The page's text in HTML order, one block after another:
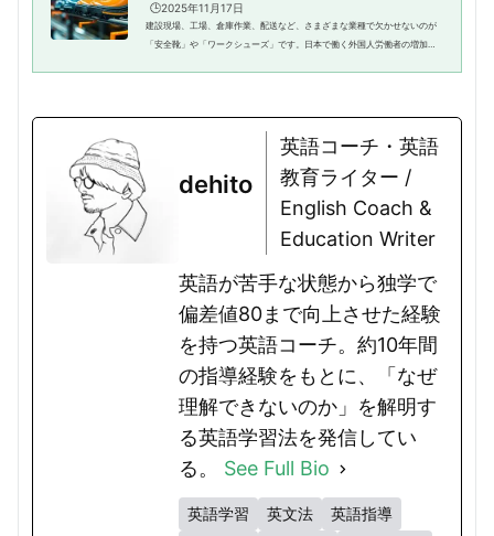
🕒️2025年11月17日
建設現場、工場、倉庫作業、配送など、さまざまな業種で欠かせないのが
「安全靴」や「ワークシューズ」です。日本で働く外国人労働者の増加に
dehito
英語コーチ・英語
教育ライター /
English Coach &
Education Writer
英語が苦手な状態から独学で
偏差値80まで向上させた経験
を持つ英語コーチ。約10年間
の指導経験をもとに、「なぜ
理解できないのか」を解明す
る英語学習法を発信してい
る。 See Full Bio
英語学習 英文法
英語指導